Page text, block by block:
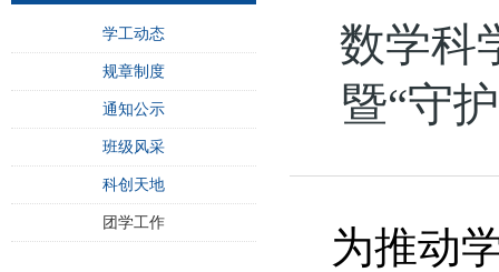
学工动态
规章制度
通知公示
班级风采
科创天地
团学工作
数学科
暨“守
为推动